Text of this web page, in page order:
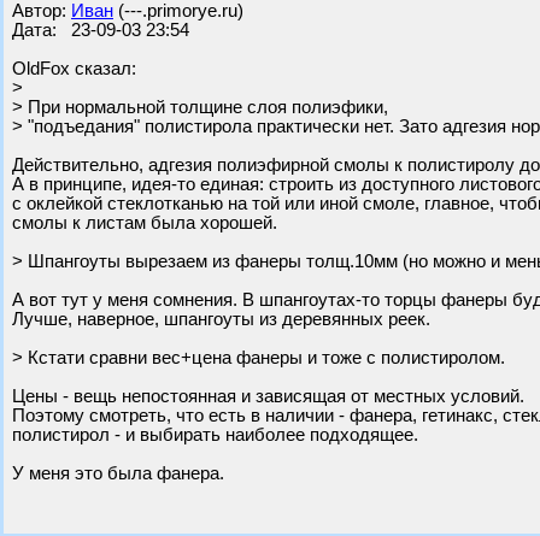
Автор: Иван (---.primorye.ru)
Дата: 23-09-03 23:54
OldFox сказал:
>
> При нормальной толщине слоя полиэфики,
> "подъедания" полистирола практически нет. Зато адгезия
Действительно, адгезия полиэфирной смолы к полистиролу
А в принципе, идея-то единая: строить из доступного
с оклейкой стеклотканью на той или иной смоле, главное,
смолы к листам была хорошей.
> Шпангоуты вырезаем из фанеры толщ.10мм (но можно и
А вот тут у меня сомнения. В шпангоутах-то торцы фанеры
Лучше, наверное, шпангоуты из деревянных реек.
> Кстати сравни вес+цена фанеры и тоже с полистиролом.
Цены - вещь непостоянная и зависящая от местных условий.
Поэтому смотреть, что есть в наличии - фанера, гетинакс,
полистирол - и выбирать наиболее подходящее.
У меня это была фанера.